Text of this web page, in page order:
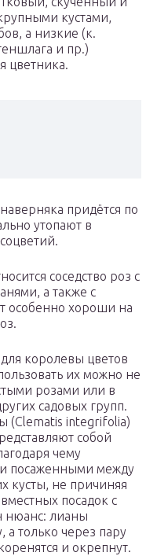
кустами,
а низкие (к.
и пр.)
цветника.
придётся по
утопают в
соседство роз с
а также с
особенно хороши на
королевы цветов
их можно не
розами или в
садовых групп.
(Clematis integrifolia)
собой
чему
посаженными между
кусты, не причиняя
посадок с
нюанс: лианы
а только через пару
и окрепнут.